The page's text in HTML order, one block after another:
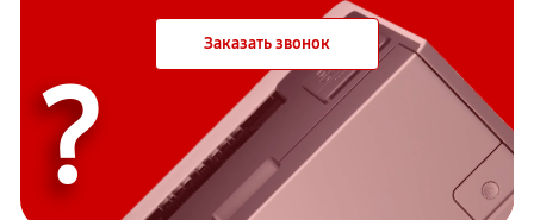
Заказать звонок
?